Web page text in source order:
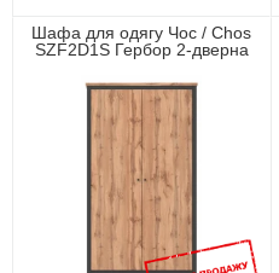
Шафа для одягу Чос / Chos
SZF2D1S Гербор 2-дверна